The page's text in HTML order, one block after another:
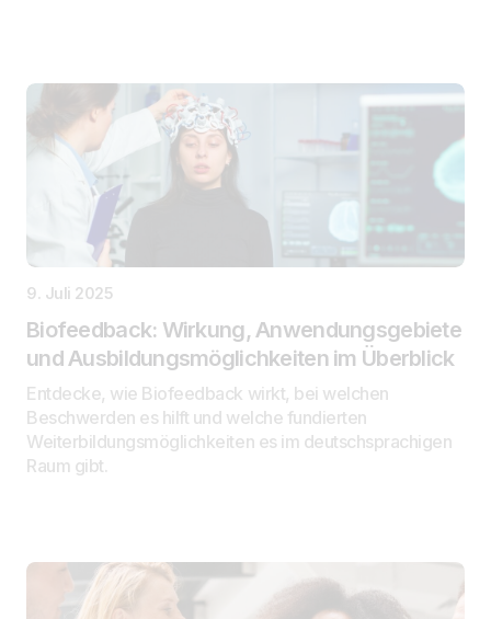
9. Juli 2025
Biofeedback: Wirkung, Anwendungsgebiete
und Ausbildungsmöglichkeiten im Überblick
Entdecke, wie Biofeedback wirkt, bei welchen
Beschwerden es hilft und welche fundierten
Weiterbildungsmöglichkeiten es im deutschsprachigen
Raum gibt.